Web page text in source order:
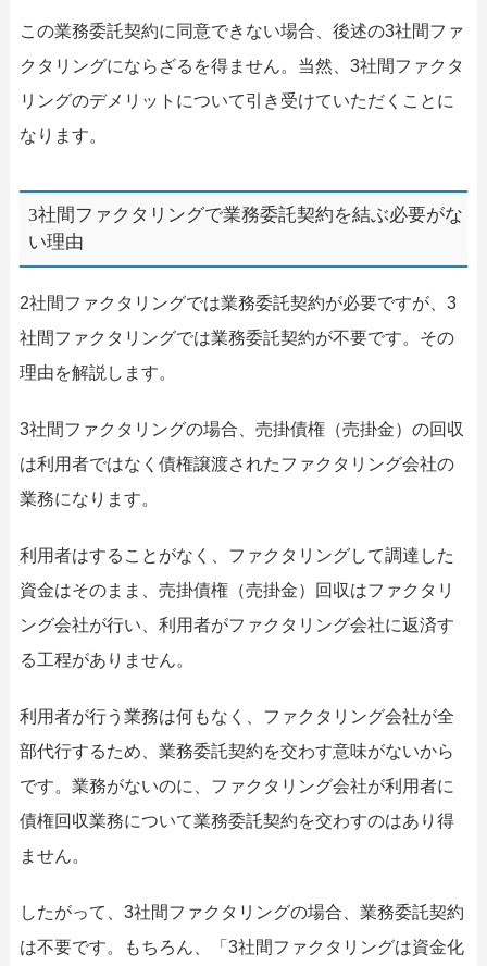
この業務委託契約に同意できない場合、後述の3社間ファ
クタリングにならざるを得ません。当然、3社間ファクタ
リングのデメリットについて引き受けていただくことに
なります。
3社間ファクタリングで業務委託契約を結ぶ必要がな
い理由
2社間ファクタリングでは業務委託契約が必要ですが、3
社間ファクタリングでは業務委託契約が不要です。その
理由を解説します。
3社間ファクタリングの場合、売掛債権（売掛金）の回収
は利用者ではなく債権譲渡されたファクタリング会社の
業務になります。
利用者はすることがなく、ファクタリングして調達した
資金はそのまま、売掛債権（売掛金）回収はファクタリ
ング会社が行い、利用者がファクタリング会社に返済す
る工程がありません。
利用者が行う業務は何もなく、ファクタリング会社が全
部代行するため、業務委託契約を交わす意味がないから
です。業務がないのに、ファクタリング会社が利用者に
債権回収業務について業務委託契約を交わすのはあり得
ません。
したがって、3社間ファクタリングの場合、業務委託契約
は不要です。もちろん、「3社間ファクタリングは資金化